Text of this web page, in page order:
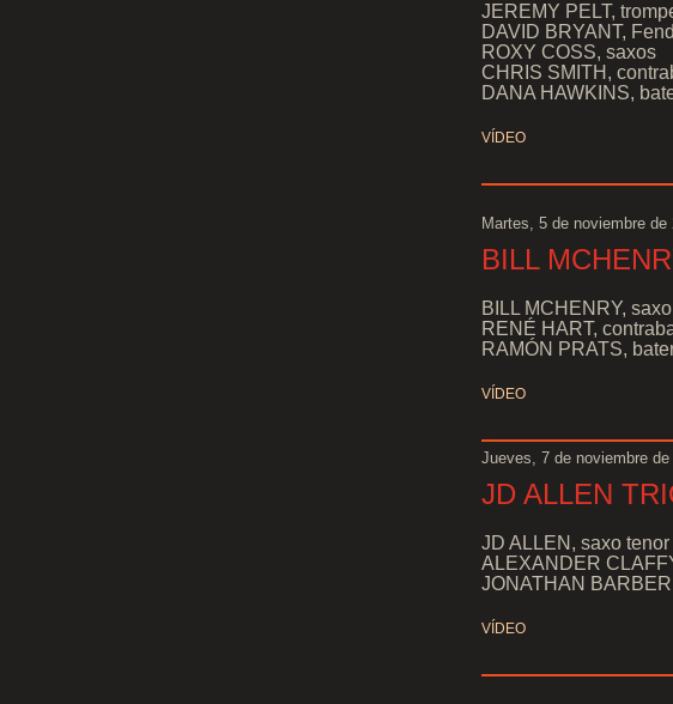
JEREMY PELT,
DAVID BRYANT,
ROXY COSS, saxos
CHRIS SMITH,
DANA HAWKINS,
VÍDEO
Martes, 5 de noviembre de
BILL
BILL MCHENRY,
RENÉ HART,
RAMÓN PRATS,
VÍDEO
Jueves, 7 de noviembre de
JD ALLEN
JD ALLEN, saxo tenor
ALEXANDER
JONATHAN
VÍDEO